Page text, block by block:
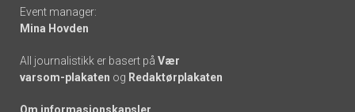
Event manager:
Mina Hovden
All journalistikk er basert på Vær
varsom-plakaten og Redaktørplakaten